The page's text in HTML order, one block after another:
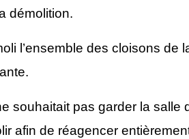
démolition.
l’ensemble des cloisons de
souhaitait pas garder la salle
afin de réagencer